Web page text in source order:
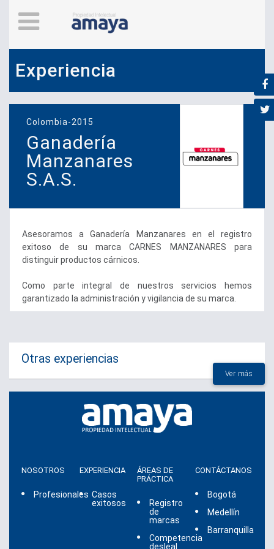
Experiencia
Colombia-2015
Ganadería
Manzanares
S.A.S.
Asesoramos a Ganadería Manzanares en el registro
exitoso de su marca CARNES MANZANARES para
distinguir productos cárnicos.
Como parte integral de nuestros servicios hemos
garantizado la administración y vigilancia de su marca.
Otras experiencias
Ver más
NOSOTROS
Profesionales
EXPERIENCIA
Casos
exitosos
ÁREAS DE
PRÁCTICA
Registro
de
marcas
Competencia
desleal
CONTÁCTANOS
Bogotá
Medellín
Barranquilla